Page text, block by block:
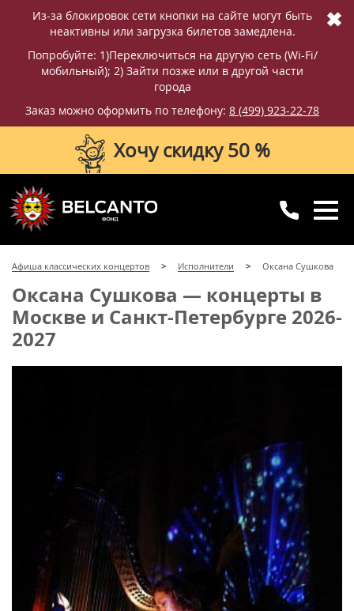
Из-за блокировок сети кнопки на сайте могут быть
неактивны или загрузка билетов замедлена.
Попробуйте: 1)Переключиться на другую сеть (Wi-Fi/
мобильный); 2) Зайти позже или в другой части
города
Заказ можно оформить по телефону: 8 (499) 923-22-78
✖
Хочу скидку 50 %
8 (499) 923-22-78
8 (800) 770-09-71
для регионов
Афиша классических концертов Исполнители Оксана Сушкова
Оксана Сушкова — концерты в
Москве и Санкт-Петербурге 2026-
2027